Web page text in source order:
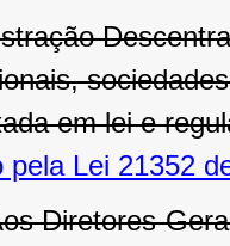
em lei e
pela Lei 21352
Diretores-